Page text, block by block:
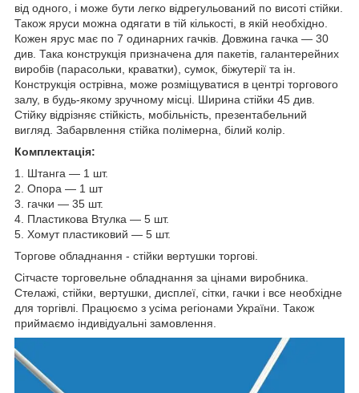
від одного, і може бути легко відрегульований по висоті стійки.
Також яруси можна одягати в тій кількості, в якій необхідно.
Кожен ярус має по 7 одинарних гачків. Довжина гачка ― 30
див. Така конструкція призначена для пакетів, галантерейних
виробів (парасольки, краватки), сумок, біжутерії та ін.
Конструкція острівна, може розміщуватися в центрі торгового
залу, в будь-якому зручному місці. Ширина стійки 45 див.
Стійку відрізняє стійкість, мобільність, презентабельний
вигляд. Забарвлення стійка полімерна, білий колір.
Комплектація:
1. Штанга ― 1 шт.
2. Опора ― 1 шт
3. гачки ― 35 шт.
4. Пластикова Втулка ― 5 шт.
5. Хомут пластиковий ― 5 шт.
Торгове обладнання - стійки вертушки торгові.
Сітчасте торговельне обладнання за цінами виробника.
Стелажі, стійки, вертушки, дисплеї, сітки, гачки і все необхідне
для торгівлі. Працюємо з усіма регіонами України. Також
приймаємо індивідуальні замовлення.